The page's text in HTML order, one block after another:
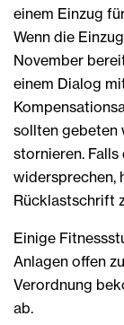
einem Einzug
Wenn die
November
einem Dialog
sollten gebeten
stornieren.
widersprechen,
Rücklastschrift
Einige
Anlagen offen
Verordnung
ab.